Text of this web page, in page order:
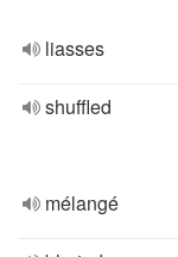
liasses
shuffled
mélangé